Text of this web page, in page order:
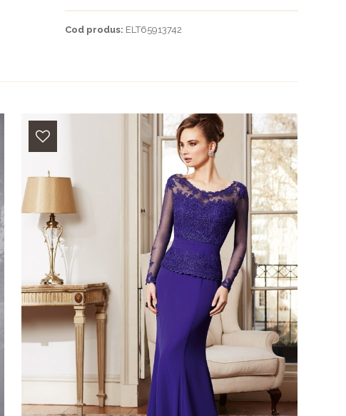
Cod produs: ELT65913742